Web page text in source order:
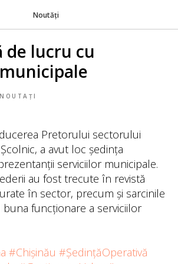
Noutăți
de lucru cu
NOUTAȚI
Pretorului sectorului
a avut loc ședința
serviciilor municipale.
au fost trecute în revistă
în sector, precum și sarcinile
buna funcționare a serviciilor
#Chișinău #ȘedințăOperativă